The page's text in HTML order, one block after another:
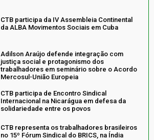
CTB participa da IV Assembleia Continental
da ALBA Movimentos Sociais em Cuba
Adilson Araújo defende integração com
justiça social e protagonismo dos
trabalhadores em seminário sobre o Acordo
Mercosul-União Europeia
CTB participa de Encontro Sindical
Internacional na Nicarágua em defesa da
solidariedade entre os povos
CTB representa os trabalhadores brasileiros
no 15º Fórum Sindical do BRICS, na Índia